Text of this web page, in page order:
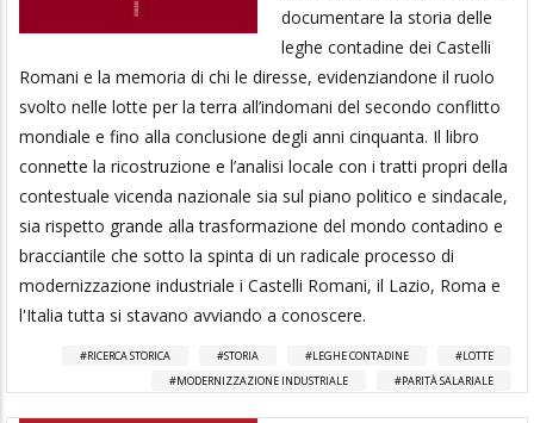
documentare la storia delle
leghe contadine dei Castelli
Romani e la memoria di chi le diresse, evidenziandone il ruolo
svolto nelle lotte per la terra all’indomani del secondo conflitto
mondiale e fino alla conclusione degli anni cinquanta. Il libro
connette la ricostruzione e l’analisi locale con i tratti propri della
contestuale vicenda nazionale sia sul piano politico e sindacale,
sia rispetto grande alla trasformazione del mondo contadino e
bracciantile che sotto la spinta di un radicale processo di
modernizzazione industriale i Castelli Romani, il Lazio, Roma e
l'Italia tutta si stavano avviando a conoscere.
RICERCA STORICA STORIA LEGHE CONTADINE
LOTTE
MODERNIZZAZIONE INDUSTRIALE
PARITÀ SALARIALE